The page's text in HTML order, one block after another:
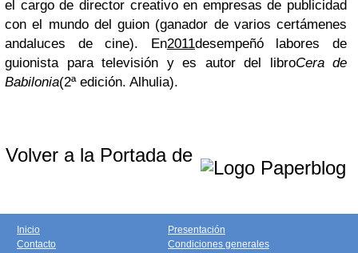
el cargo de director creativo en empresas de publicidad
con el mundo del guion (ganador de varios certámenes
andaluces de cine). En2011desempeñó labores de
guionista para televisión y es autor del libroCera de
Babilonia(2ª edición. Alhulia).
Volver a la Portada de
Inicio
Contacto
Presentación
Condiciones generales